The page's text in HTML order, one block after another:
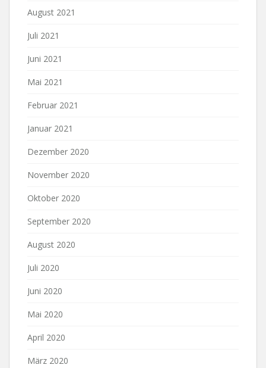
August 2021
Juli 2021
Juni 2021
Mai 2021
Februar 2021
Januar 2021
Dezember 2020
November 2020
Oktober 2020
September 2020
August 2020
Juli 2020
Juni 2020
Mai 2020
April 2020
März 2020